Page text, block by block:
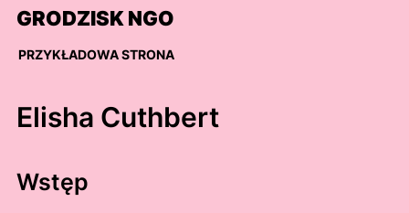
Skip
content
GRODZISK NGO
PRZYKŁADOWA STRONA
Elisha Cuthbert
Wstęp